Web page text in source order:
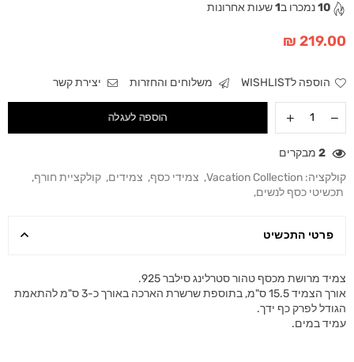
10נמכרו ב1שעות אחרונות
מחיר
219.00 ₪
הוספה לWISHLIST משלוחים והחזרות יצירת קשר
הוספה לעגלה
2 מבקרים
קולקציה: Vacation Collection
, צמידי כסף, צמידים, קולקציית חורף,
תכשיטי כסף לנשים,
פרטי התכשיט
צמיד מרושת מכסף טהור סטרלינג סילבר 925.
אורך הצמיד 15.5 ס"מ, בתוספת שרשרת הארכה באורך כ-3 ס"מ להתאמת
הגודל לפרק כף ידך.
עמיד במים.